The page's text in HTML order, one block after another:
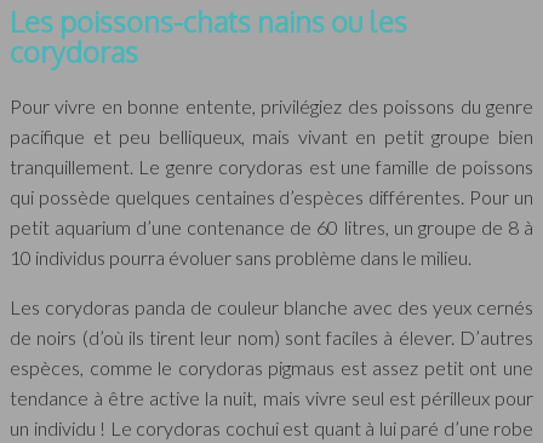
Les poissons-chats nains ou les
corydoras
Pour vivre en bonne entente, privilégiez des poissons du genre
pacifique et peu belliqueux, mais vivant en petit groupe bien
tranquillement. Le genre corydoras est une famille de poissons
qui possède quelques centaines d’espèces différentes. Pour un
petit aquarium d’une contenance de 60 litres, un groupe de 8 à
10 individus pourra évoluer sans problème dans le milieu.
Les corydoras panda de couleur blanche avec des yeux cernés
de noirs (d’où ils tirent leur nom) sont faciles à élever. D’autres
espèces, comme le corydoras pigmaus est assez petit ont une
tendance à être active la nuit, mais vivre seul est périlleux pour
un individu ! Le corydoras cochui est quant à lui paré d’une robe